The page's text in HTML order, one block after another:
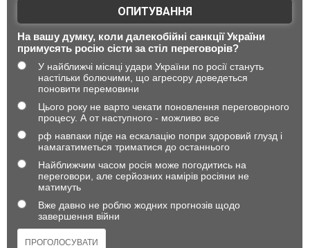
ОПИТУВАННЯ
На вашу думку, коли далекобійні санкції України
примусять росію сісти за стіл переговорів?
У найближчі місяці удари України по росії стануть
настільки болючими, що агресору доведеться
поновити перемовини
Цього року не варто чекати поновлення переговорного
процесу. А от наступного - можливо все
рф навпаки піде на ескалацію попри здоровий глузд і
намагатиметься триматися до останнього
Найближчим часом росія може погодитись на
переговори, але серйозних намірів росіяни не
матимуть
Вже давно не роблю жодних прогнозів щодо
завершення війни